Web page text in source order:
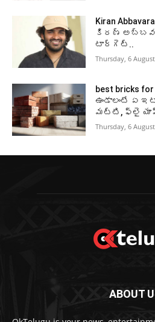
Kiran
కిరణ్
టార్గెట్..
Thursday, 6
best bricks
ఉండాలంటే ఏ
మట్టి, ఫ్లై
Thursday, 6
ABOUT